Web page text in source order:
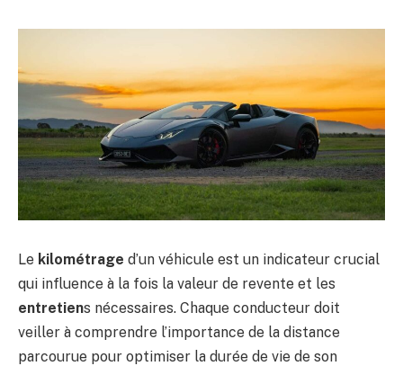
Le kilométrage d’un véhicule est un indicateur crucial
qui influence à la fois la valeur de revente et les
entretiens nécessaires. Chaque conducteur doit
veiller à comprendre l’importance de la distance
parcourue pour optimiser la durée de vie de son